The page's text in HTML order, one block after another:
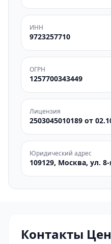
ИНН
9723257710
ОГРН
1257700343449
Лицензия
2503045010189 от
Юридический адрес
109129, Москва, ул.
Контакты